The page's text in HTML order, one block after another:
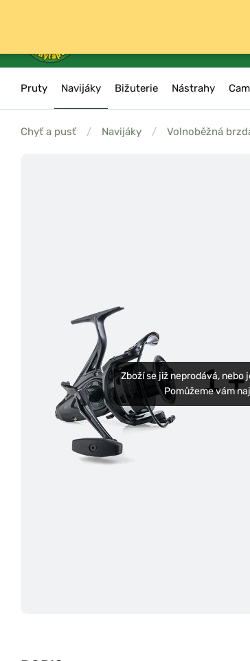
Pruty Navijáky Bižuterie Nástrahy
Chyť a pusť / Navijáky / Volnoběžná
Zboží se již neprodává, nebo
Pomůžeme vám